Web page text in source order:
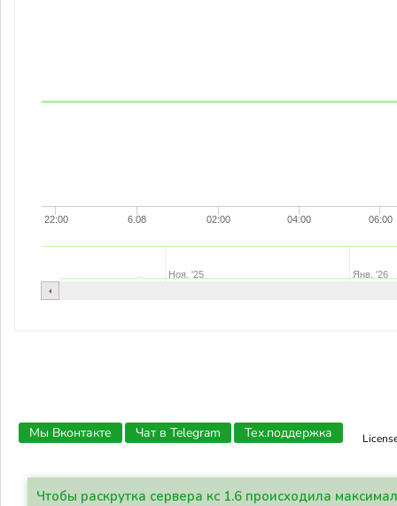
22:00 6.08 02:00 04:00 06:00
Ноя. '25 Янв. '26
Мы Вконтакте Чат в Telegram Тех.поддержка
Чтобы раскрутка сервера кс 1.6 происходила